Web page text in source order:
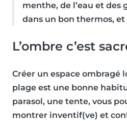
menthe, de l’eau et des
dans un bon thermos,
L’ombre c’est
Créer un espace ombragé
plage est une bonne
parasol, une tente, vous
montrer inventif(ve) et